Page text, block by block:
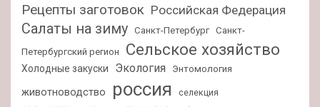
Рецепты заготовок Российская Федерация
Салаты на зиму Санкт-Петербург Санкт-
Петербургский регион
Сельское хозяйство
Холодные закуски Экология Энтомология
животноводство россия селекция